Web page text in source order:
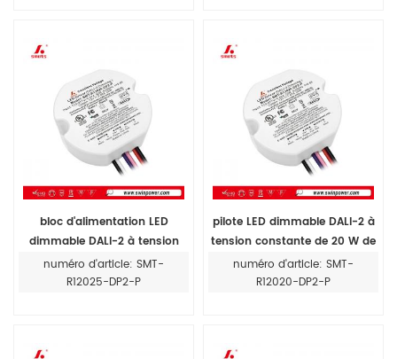
bloc d'alimentation LED
dimmable DALI-2 à tension
constante de 25 W de forme
ronde 12 V/24 V pour intérieur
numéro d'article: SMT-
R12025-DP2-P
pilote LED dimmable DALI-2 à
tension constante de 20 W de
forme ronde 12 V/24 V pour
éclairage LED
numéro d'article: SMT-
R12020-DP2-P